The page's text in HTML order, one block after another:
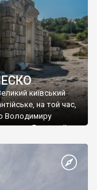
київський
на той час,
Володимиру
Василю ІІ, та
християнином.
Таврійського